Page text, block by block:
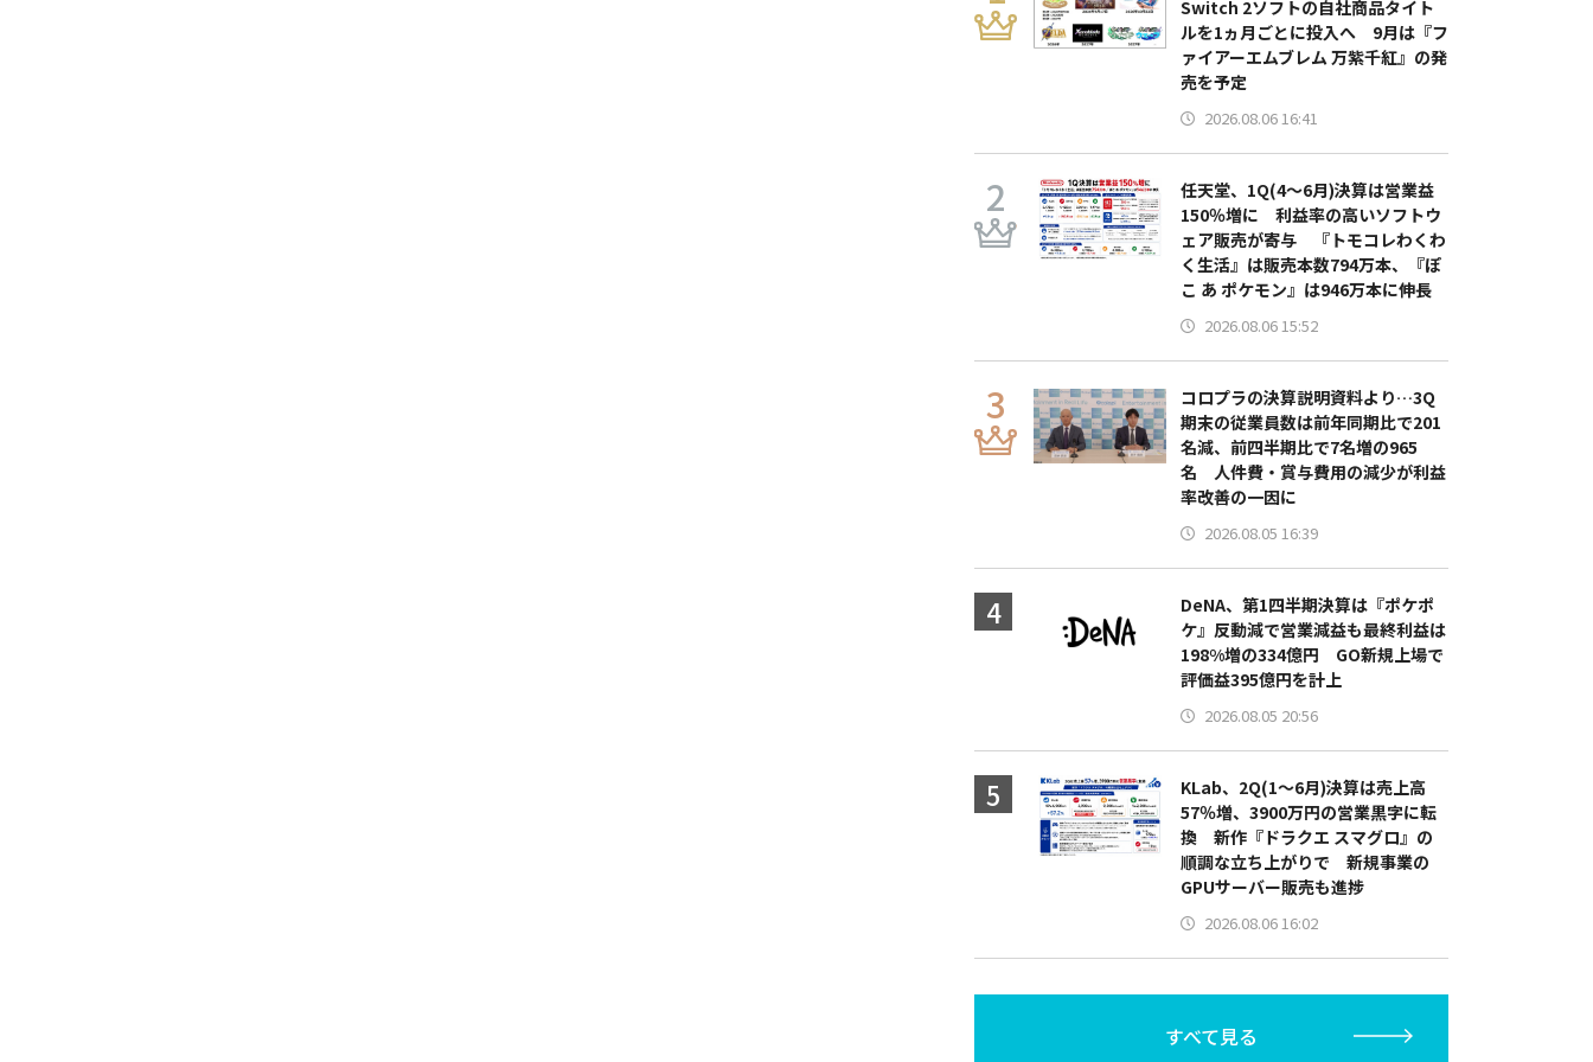
Switch 2ソフトの自社商品タイト
ルを1ヵ月ごとに投入へ 9月は『フ
ァイアーエムブレム 万紫千紅』の発
売を予定
2026.08.06 16:41
任天堂、1Q(4～6月)決算は営業益
150％増に 利益率の高いソフトウ
ェア販売が寄与 『トモコレわくわ
く生活』は販売本数794万本、『ぽ
こ あ ポケモン』は946万本に伸長
2026.08.06 15:52
コロプラの決算説明資料より…3Q
期末の従業員数は前年同期比で201
名減、前四半期比で7名増の965
名 人件費・賞与費用の減少が利益
率改善の一因に
2026.08.05 16:39
DeNA、第1四半期決算は『ポケポ
ケ』反動減で営業減益も最終利益は
198%増の334億円 GO新規上場で
評価益395億円を計上
2026.08.05 20:56
KLab、2Q(1～6月)決算は売上高
57％増、3900万円の営業黒字に転
換 新作『ドラクエ スマグロ』の
順調な立ち上がりで 新規事業の
GPUサーバー販売も進捗
2026.08.06 16:02
すべて見る